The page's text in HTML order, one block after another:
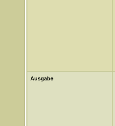
Ausgabe